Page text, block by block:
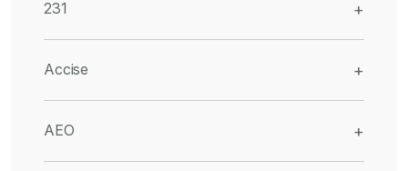
231 +
Accise +
AEO +